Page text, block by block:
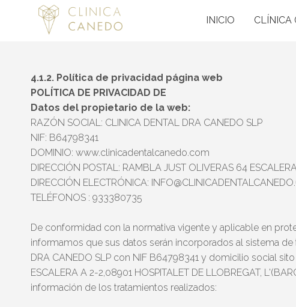
INICIO CLÍNICA
4.1.2. Política de privacidad página web
POLÍTICA DE PRIVACIDAD DE
Datos del propietario de la web:
RAZÓN SOCIAL: CLINICA DENTAL DRA CANEDO SLP
NIF: B64798341
DOMINIO: www.clinicadentalcanedo.com
DIRECCIÓN POSTAL: RAMBLA JUST OLIVERAS 64
DIRECCIÓN ELECTRÓNICA:
TELÉFONOS : 933380735
De conformidad con la normativa vigente y aplicable en
informamos que sus datos serán incorporados al sistema de
DRA CANEDO SLP con NIF B64798341 y domicilio social
ESCALERA A 2-2,08901 HOSPITALET DE LLOBREGAT,
información de los tratamientos realizados: